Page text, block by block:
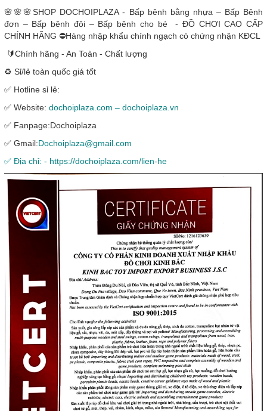
🌸🌸🌸SHOP DOCHOIPLAZA - Bấp bênh bằng nhựa – Bấp Bênh
đơn – Bấp bênh đôi – Bấp bênh cho bé - ĐỒ CHƠI CAO CẤP
CHÍNH HÃNG ⛔Hàng nhập khẩu chính ngạch có chứng nhận KĐCL
🔰Chính hãng - An Toàn - Chất lượng
♻️ Sỉ/lẻ toàn quốc giá tốt
✅ Hotline sỉ lẻ:
✅ Website: dochoiplaza.com – dochoiplaza.vn
✅ Fanpage:Dochoiplaza
✅ Gmail:Dochoiplaza@gmail.com
✅ Địa chỉ: - https://dochoiplaza.com/lien-he